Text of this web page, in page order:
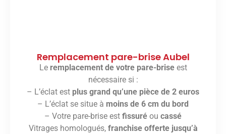
Remplacement pare-brise Aubel
Le remplacement de votre pare-briseest
nécessaire si :
– L’éclat est plus grand qu’une pièce de 2 euros
– L’éclat se situe à moins de 6 cm du bord
– Votre pare-brise est fissuré ou cassé
Vitrages homologués, franchise offerte jusqu’à